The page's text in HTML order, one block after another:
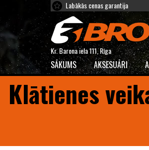
Labākās cenas garantija
Kr. Barona iela 111, Rīga
SĀKUMS AKSESUĀRI
Klātienes